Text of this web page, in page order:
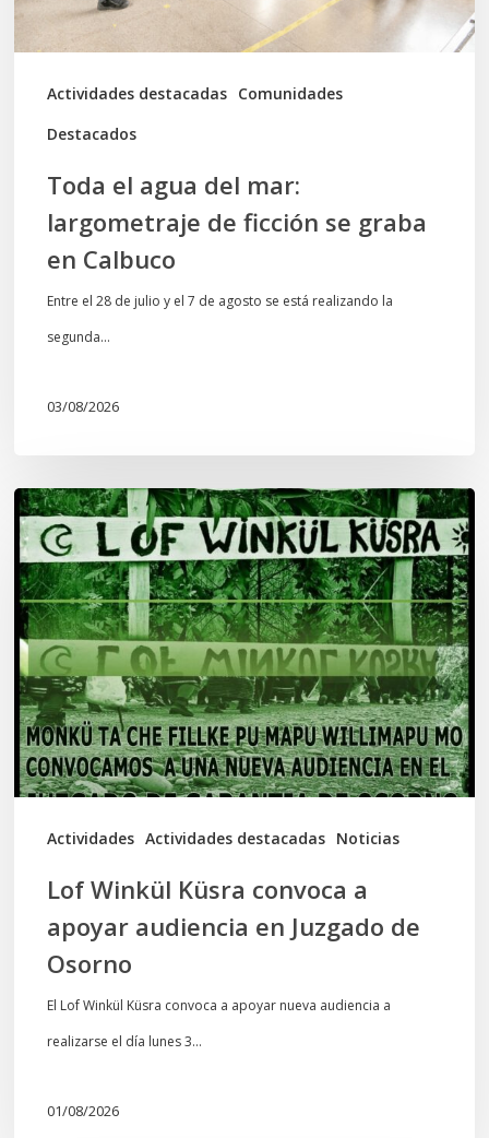
Actividades destacadas Comunidades
Destacados
ficción
se
graba
Toda el agua del mar:
largometraje de ficción se graba
en Calbuco
Entre el 28 de julio y el 7 de agosto se está realizando la
segunda…
03/08/2026
Actividades Actividades destacadas Noticias
Lof
Winkül
Küsra
convoca
a
apoyar
audiencia
en
Juzgado
Lof Winkül Küsra convoca a
apoyar audiencia en Juzgado de
Osorno
El Lof Winkül Küsra convoca a apoyar nueva audiencia a
realizarse el día lunes 3…
01/08/2026